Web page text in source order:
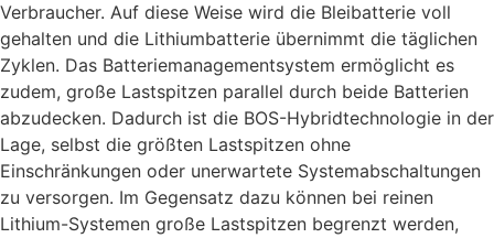
Verbraucher. Auf diese Weise wird die Bleibatterie voll
gehalten und die Lithiumbatterie übernimmt die täglichen
Zyklen. Das Batteriemanagementsystem ermöglicht es
zudem, große Lastspitzen parallel durch beide Batterien
abzudecken. Dadurch ist die BOS-Hybridtechnologie in der
Lage, selbst die größten Lastspitzen ohne
Einschränkungen oder unerwartete Systemabschaltungen
zu versorgen. Im Gegensatz dazu können bei reinen
Lithium-Systemen große Lastspitzen begrenzt werden,